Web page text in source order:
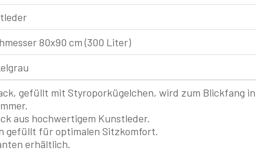
80x90 cm (300 Liter)
gefüllt mit Styroporkügelchen, wird zum Blickfang in
aus hochwertigem Kunstleder.
gefüllt für optimalen Sitzkomfort.
erhältlich.